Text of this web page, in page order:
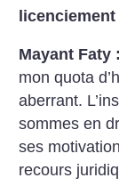
licenciement
Mayant Faty :
mon quota
aberrant.
sommes en
ses
recours